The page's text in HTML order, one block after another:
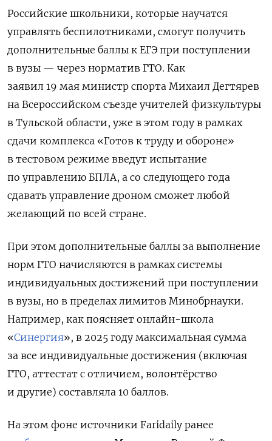
Российские школьники, которые научатся
управлять беспилотниками, смогут получить
дополнительные баллы к ЕГЭ при поступлении
в вузы — через норматив ГТО. Как
заявил 19 мая министр спорта Михаил Дегтярев
на Всероссийском съезде учителей физкультуры
в Тульской области, уже в этом году в рамках
сдачи комплекса «Готов к труду и обороне»
в тестовом режиме введут испытание
по управлению БПЛА, а со следующего года
сдавать управление дроном сможет любой
желающий по всей стране.
При этом дополнительные баллы за выполнение
норм ГТО начисляются в рамках системы
индивидуальных достижений при поступлении
в вузы, но в пределах лимитов Минобрнауки.
Например, как поясняет онлайн-школа
«Синергия», в 2025 году максимальная сумма
за все индивидуальные достижения (включая
ГТО, аттестат с отличием, волонтёрство
и другие) составляла 10 баллов.
На этом фоне источники Faridaily ранее